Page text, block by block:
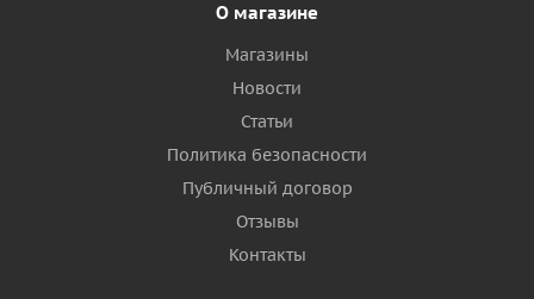
О магазине
Магазины
Новости
Статьи
Политика безопасности
Публичный договор
Отзывы
Контакты